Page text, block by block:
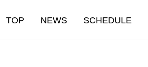
TOP NEWS SCHEDULE